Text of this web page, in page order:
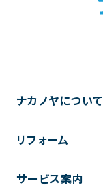
ナカノヤについて
事業内容
リフォーム
トイレのリフォーム
サービス案内